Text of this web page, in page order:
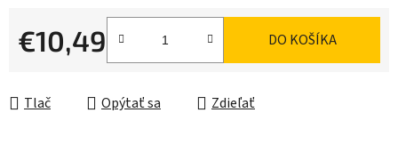
€10,49
Jednotková cena:
DO KOŠÍKA
Tlač Opýtať sa Zdieľať